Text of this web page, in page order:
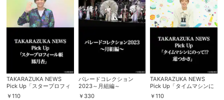
TAKARAZUKA NEWS
Pick Up「スタープロフィ
ール帳 鳳月杏」
￥110
パレードコレクション
2023～月組編～
￥ 330
TAKARAZUKA NEWS
Pick Up「タイムマシンに
のって!? 蓮つかさ」
￥110